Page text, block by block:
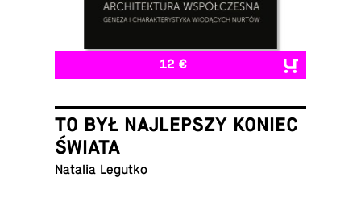
12 €
TO BYŁ NAJLEPSZY KONIEC
ŚWIATA
Natalia Legutko